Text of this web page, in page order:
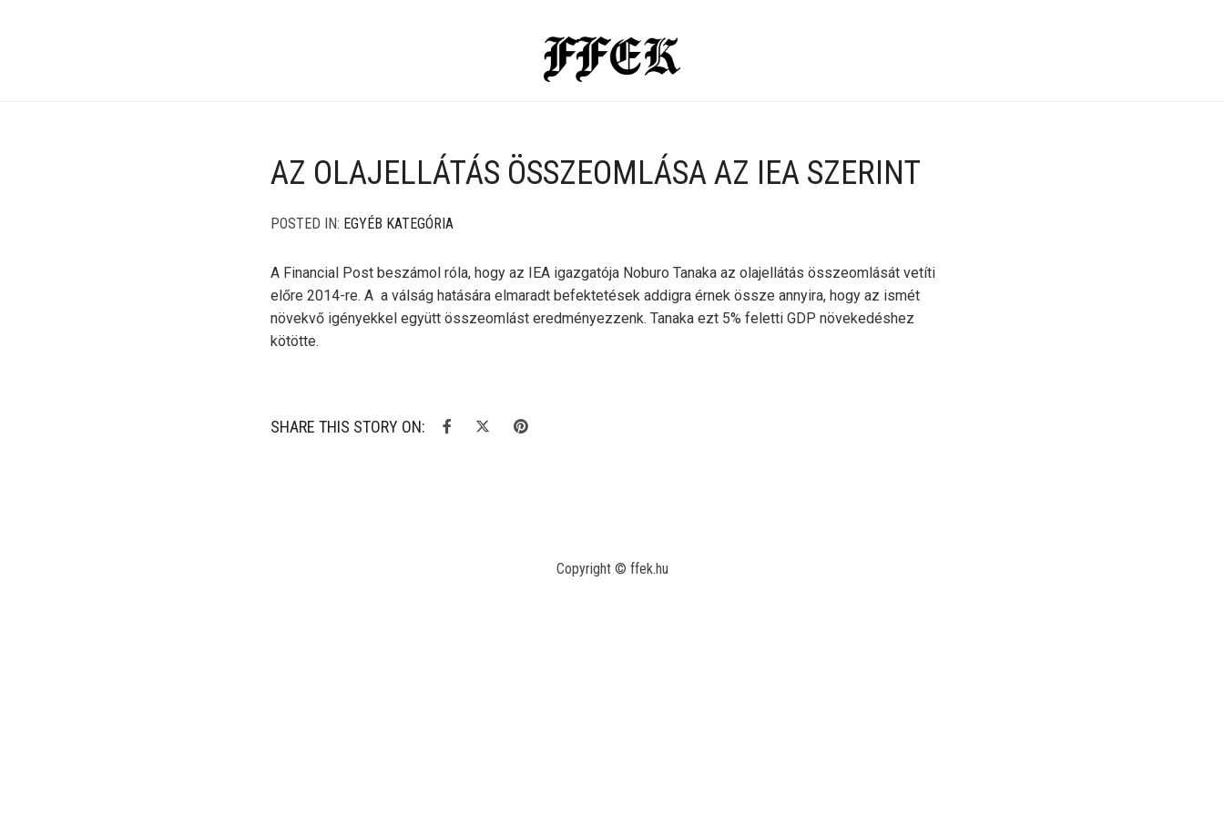
AZ OLAJELLÁTÁS ÖSSZEOMLÁSA AZ IEA SZERINT
POSTED IN: EGYÉB KATEGÓRIA
A Financial Post beszámol róla, hogy az IEA igazgatója Noburo Tanaka az olajellátás összeomlását vetíti
előre 2014-re. A a válság hatására elmaradt befektetések addigra érnek össze annyira, hogy az ismét
növekvő igényekkel együtt összeomlást eredményezzenk. Tanaka ezt 5% feletti GDP növekedéshez
kötötte.
SHARE THIS STORY ON:
Copyright © ffek.hu